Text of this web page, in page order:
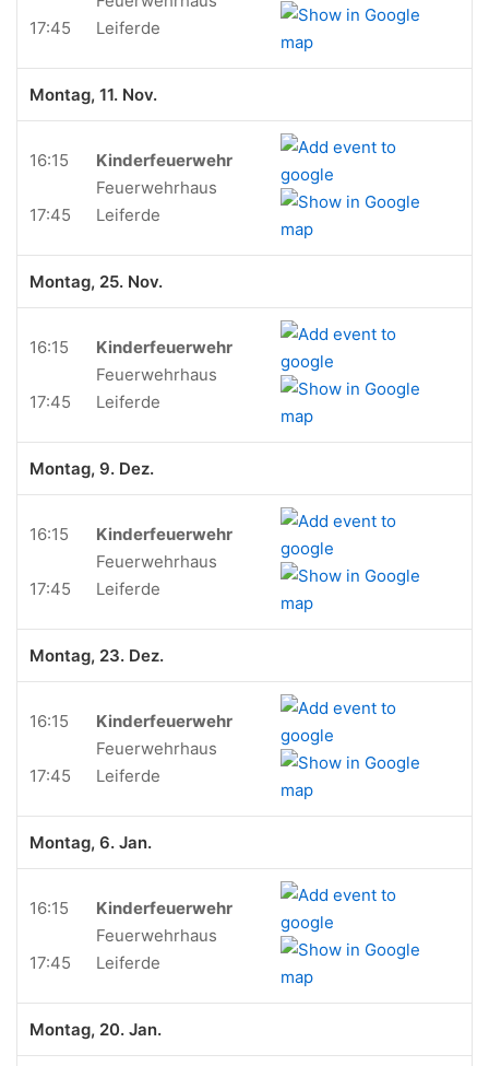
17:45
Leiferde
Montag, 11. Nov.
16:15
17:45
Kinderfeuerwehr
Feuerwehrhaus
Leiferde
Montag, 25. Nov.
16:15
17:45
Kinderfeuerwehr
Feuerwehrhaus
Leiferde
Montag, 9. Dez.
16:15
17:45
Kinderfeuerwehr
Feuerwehrhaus
Leiferde
Montag, 23. Dez.
16:15
17:45
Kinderfeuerwehr
Feuerwehrhaus
Leiferde
Montag, 6. Jan.
16:15
17:45
Kinderfeuerwehr
Feuerwehrhaus
Leiferde
Montag, 20. Jan.